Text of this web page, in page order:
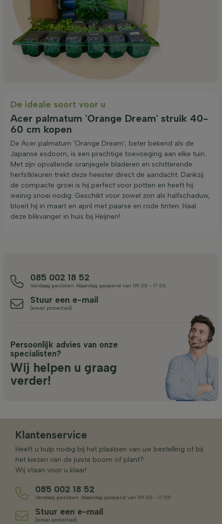
De ideale soort voor u
Acer palmatum 'Orange Dream' struik 40-
60 cm kopen
De Acer palmatum 'Orange Dream', beter bekend als de
Japanse esdoorn, is een prachtige toevoeging aan elke tuin.
Met zijn opvallende oranjegele bladeren en schitterende
herfstkleuren trekt deze heester direct de aandacht. Dankzij
de compacte groei is hij perfect voor potten en heeft hij
weinig snoei nodig. Geschikt voor zowel zon als halfschaduw,
bloeit hij in maart en april met paarse en rode tinten. Haal
deze blikvanger in huis bij Heijnen!
085 002 18 52
Vandaag gesloten. Maandag geopend van 09:00 - 17:00
Stuur een e-mail
[email protected]
Persoonlijk advies van onze
specialisten?
Wij helpen u graag
verder!
Klantenservice
Heeft u hulp nodig bij het plaatsen van uw bestelling of bij
het kiezen van de juiste boom of plant?
Wij staan voor u klaar!
085 002 18 52
Vandaag gesloten. Maandag geopend van 09:00 - 17:00
Stuur een e-mail
[email protected]